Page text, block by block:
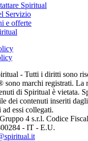
Spiritual
Servizio
e offerte
- Tutti i diritti sono
sono marchi registrati. La
di Spiritual è vietata.
dei contenuti inseriti
essi collegati.
4 s.r.l. Codice
- IT - E.U.